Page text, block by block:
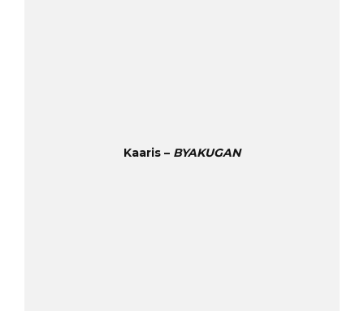
Kaaris – BYAKUGAN